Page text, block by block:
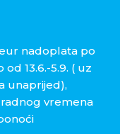
nadoplata po
13.6.-5.9. ( uz
unaprijed),
vremena